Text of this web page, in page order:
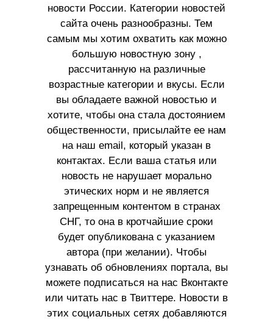
новости России. Категории новостей
сайта очень разнообразны. Тем
самым мы хотим охватить как можно
большую новостную зону ,
рассчитанную на различные
возрастные категории и вкусы. Если
вы обладаете важной новостью и
хотите, чтобы она стала достоянием
общественности, присылайте ее нам
на наш email, который указан в
контактах. Если ваша статья или
новость не нарушает морально
этических норм и не является
запрещенным контентом в странах
СНГ, то она в кротчайшие сроки
будет опубликована с указанием
автора (при желании). Чтобы
узнавать об обновлениях портала, вы
можете подписаться на нас Вконтакте
или читать нас в Твиттере. Новости в
этих социальных сетях добавляются